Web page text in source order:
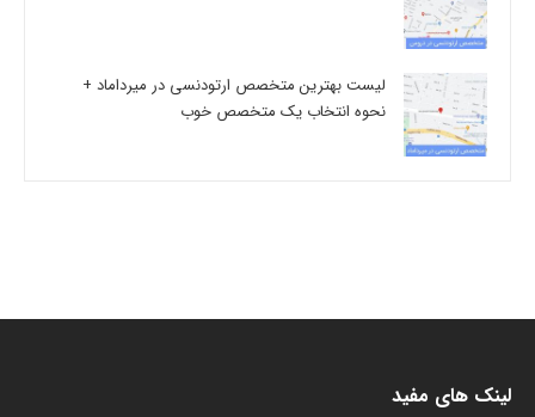
لیست بهترین متخصص ارتودنسی در میرداماد +
نحوه انتخاب یک متخصص خوب
لینک های مفید